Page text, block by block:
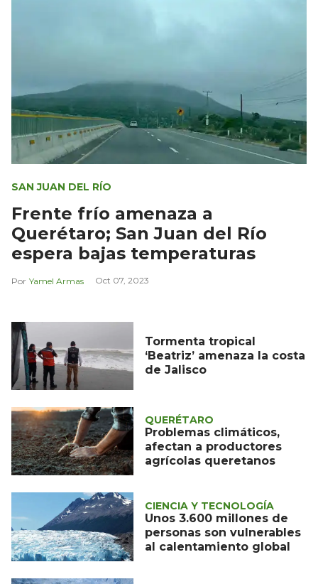
SAN JUAN DEL RÍO
Frente frío amenaza a
Querétaro; San Juan del Río
espera bajas temperaturas
Yamel Armas Oct 07, 2023
Tormenta tropical
‘Beatriz’ amenaza la costa
de Jalisco
QUERÉTARO
Problemas climáticos,
afectan a productores
agrícolas queretanos
CIENCIA Y TECNOLOGÍA
Unos 3.600 millones de
personas son vulnerables
al calentamiento global